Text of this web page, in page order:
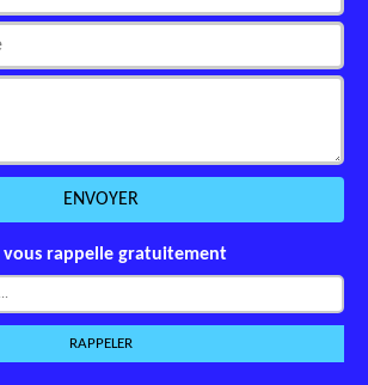
vous rappelle gratuitement